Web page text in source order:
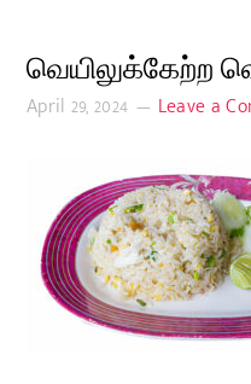
வெயிலுக்கேற்ற
April 29, 2024 Leave a